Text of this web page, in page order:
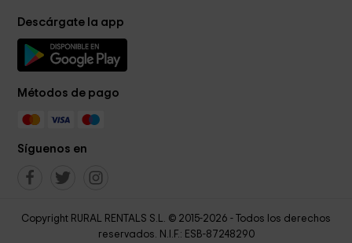
Descárgate la app
Métodos de pago
Síguenos en
Copyright RURAL RENTALS S.L. © 2015-2026 - Todos los derechos
reservados. N.I.F.: ESB-87248290